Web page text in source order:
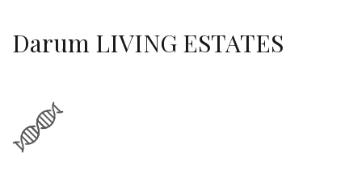
Darum LIVING ESTATES